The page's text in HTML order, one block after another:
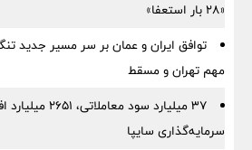
«۲۸ بار استعفا»
توافق ایران و عمان بر سر مسیر جدید
مهم تهران و مسقط
۳۷ میلیارد سود
سرمایه‌گذاری سایپا